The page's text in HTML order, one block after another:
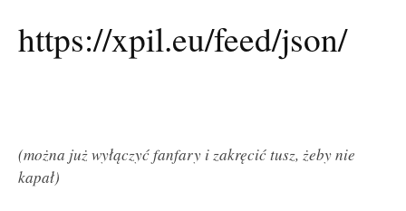
https://xpil.eu/feed/json/
(można już wyłączyć fanfary i zakręcić tusz, żeby nie
kapał)